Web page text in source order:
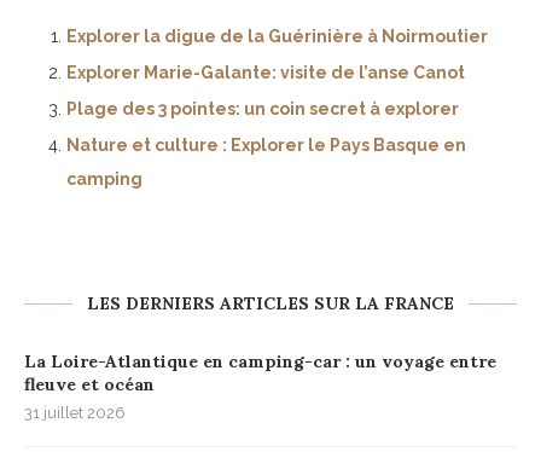
Explorer la digue de la Guérinière à Noirmoutier
Explorer Marie-Galante: visite de l’anse Canot
Plage des 3 pointes: un coin secret à explorer
Nature et culture : Explorer le Pays Basque en
camping
LES DERNIERS ARTICLES SUR LA FRANCE
La Loire-Atlantique en camping-car : un voyage entre
fleuve et océan
31 juillet 2026